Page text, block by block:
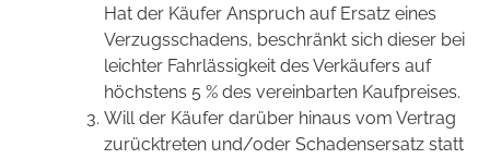
Hat der Käufer Anspruch auf Ersatz eines
Verzugsschadens, beschränkt sich dieser bei
leichter Fahrlässigkeit des Verkäufers auf
höchstens 5 % des vereinbarten Kaufpreises.
Will der Käufer darüber hinaus vom Vertrag
zurücktreten und/oder Schadensersatz statt